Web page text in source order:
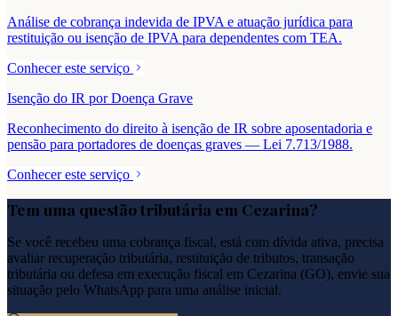
Análise de cobrança indevida de IPVA e atuação jurídica para
restituição ou isenção de IPVA para dependentes com TEA.
Conhecer este serviço
Isenção do IR por Doença Grave
Reconhecimento do direito à isenção de IR sobre aposentadoria e
pensão para portadores de doenças graves — Lei 7.713/1988.
Conhecer este serviço
Tem uma questão tributária em Cezarina?
Se você recebeu uma cobrança fiscal, está com dívida ativa, precisa
avaliar recuperação tributária, restituição de tributos, transação
tributária ou defesa em execução fiscal em Cezarina (GO), envie sua
situação pelo WhatsApp para uma análise inicial.